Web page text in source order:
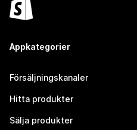
Appkategorier
Försäljningskanaler
Hitta produkter
Sälja produkter